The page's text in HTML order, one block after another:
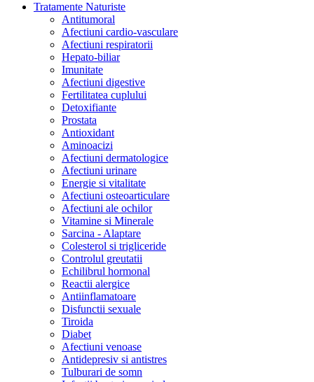
Tratamente Naturiste
Antitumoral
Afectiuni cardio-vasculare
Afectiuni respiratorii
Hepato-biliar
Imunitate
Afectiuni digestive
Fertilitatea cuplului
Detoxifiante
Prostata
Antioxidant
Aminoacizi
Afectiuni dermatologice
Afectiuni urinare
Energie si vitalitate
Afectiuni osteoarticulare
Afectiuni ale ochilor
Vitamine si Minerale
Sarcina - Alaptare
Colesterol si trigliceride
Controlul greutatii
Echilibrul hormonal
Reactii alergice
Antiinflamatoare
Disfunctii sexuale
Tiroida
Diabet
Afectiuni venoase
Antidepresiv si antistres
Tulburari de somn